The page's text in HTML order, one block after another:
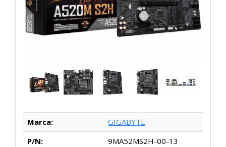
Marca:
GIGABYTE
P/N:
9MA52MS2H-00-13